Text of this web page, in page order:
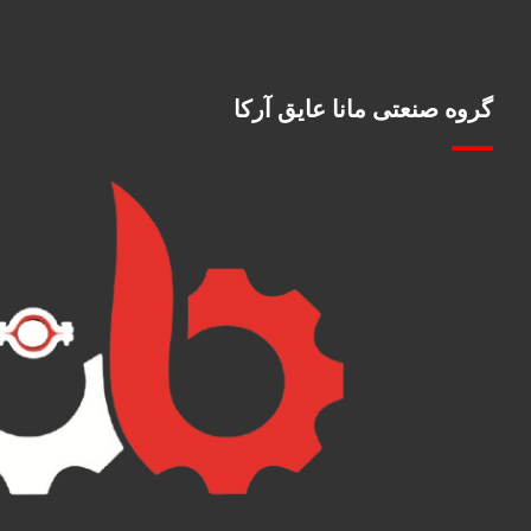
گروه صنعتی مانا عایق آرکا